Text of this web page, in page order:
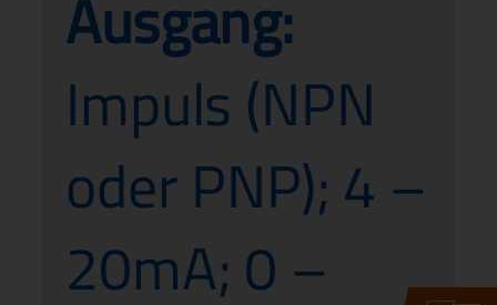
Impuls (NPN
oder PNP); 4 –
20mA; 0 –